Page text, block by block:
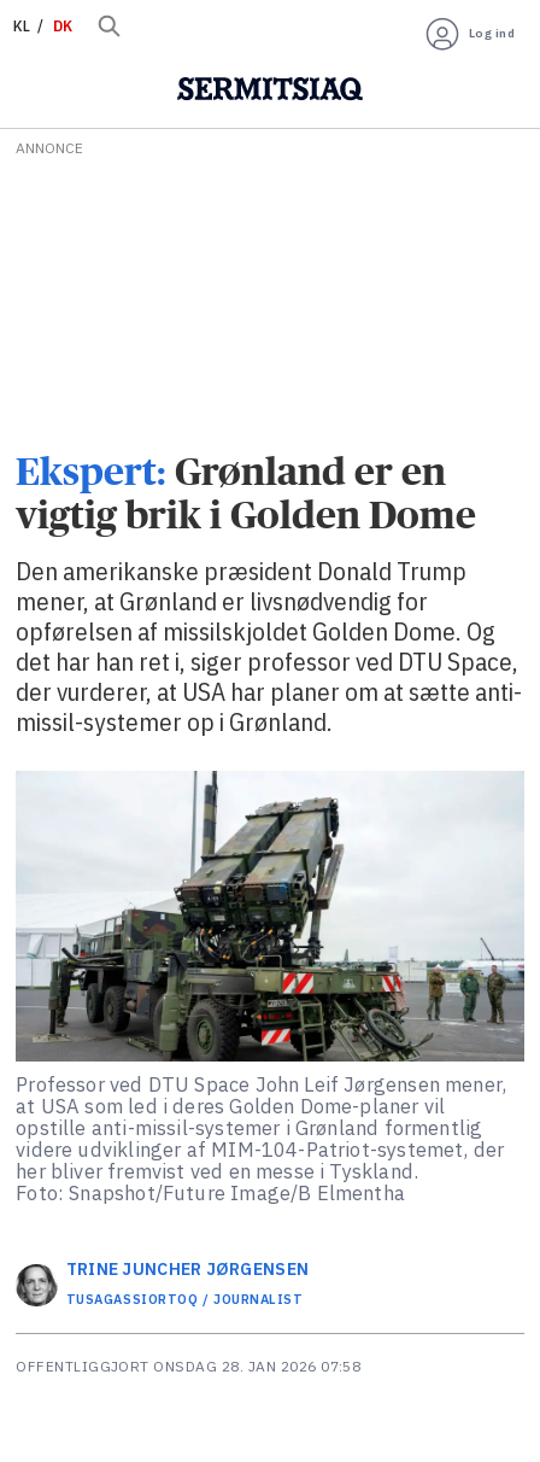
KL DK Log ind
ANNONCE
Ekspert: Grønland er en
vigtig brik i Golden Dome
Den amerikanske præsident Donald Trump
mener, at Grønland er livsnødvendig for
opførelsen af missilskjoldet Golden Dome. Og
det har han ret i, siger professor ved DTU Space,
der vurderer, at USA har planer om at sætte anti-
missil-systemer op i Grønland.
Professor ved DTU Space John Leif Jørgensen mener,
at USA som led i deres Golden Dome-planer vil
opstille anti-missil-systemer i Grønland formentlig
videre udviklinger af MIM-104-Patriot-systemet, der
her bliver fremvist ved en messe i Tyskland.
Foto: Snapshot/Future Image/B Elmentha
TRINE JUNCHER JØRGENSEN
TUSAGASSIORTOQ / JOURNALIST
OFFENTLIGGJORT ONSDAG 28. JAN 2026 07:58